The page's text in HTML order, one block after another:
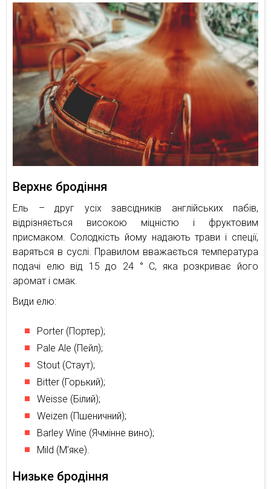
Верхнє бродіння
Ель – друг усіх завсідників англійських пабів,
відрізняється високою міцністю і фруктовим
присмаком. Солодкість йому надають трави і спеції,
варяться в суслі. Правилом вважається температура
подачі елю від 15 до 24 ° С, яка розкриває його
аромат і смак.
Види елю:
Porter (Портер);
Pale Ale (Пейл);
Stout (Стаут);
Bitter (Горький);
Weisse (Білий);
Weizen (Пшеничний);
Barley Wine (Ячмінне вино);
Mild (М’яке).
Низьке бродіння